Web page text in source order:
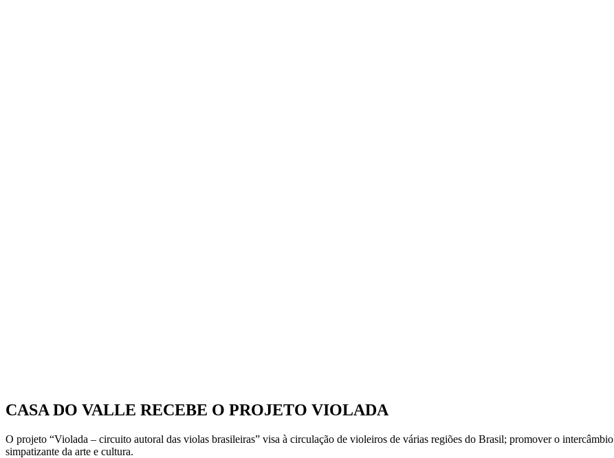
CASA DO VALLE RECEBE O PROJETO VIOLADA
O projeto “Violada – circuito autoral das violas brasileiras” visa à circulação de violeiros de várias regiões do Brasil; promover o
simpatizante da arte e cultura.